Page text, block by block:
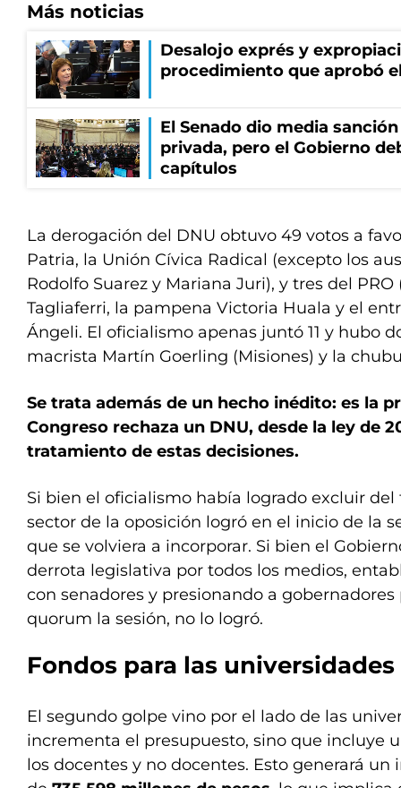
Más noticias
Desalojo exprés y
procedimiento que aprobó
El Senado dio media
privada, pero el Gobierno
capítulos
La derogación del DNU obtuvo 49 votos a
Patria, la Unión Cívica Radical (excepto los
Rodolfo Suarez y Mariana Juri), y tres del
Tagliaferri, la pampena Victoria Huala y el
Ángeli. El oficialismo apenas juntó 11 y hubo
macrista Martín Goerling (Misiones) y la
Se trata además de un hecho inédito: es la
Congreso rechaza un DNU, desde la ley de
tratamiento de estas decisiones.
Si bien el oficialismo había logrado excluir
sector de la oposición logró en el inicio de la
que se volviera a incorporar. Si bien el
derrota legislativa por todos los medios,
con senadores y presionando a
quorum la sesión, no lo logró.
Fondos para las universidades
El segundo golpe vino por el lado de las
incrementa el presupuesto, sino que incluye
los docentes y no docentes. Esto generará un